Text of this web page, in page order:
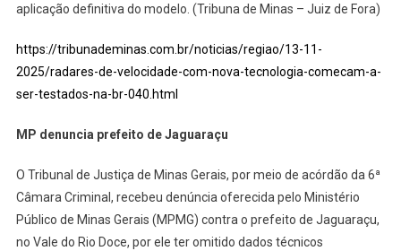
aplicação definitiva do modelo. (Tribuna de Minas – Juiz de Fora)
https://tribunademinas.com.br/noticias/regiao/13-11-
2025/radares-de-velocidade-com-nova-tecnologia-comecam-a-
ser-testados-na-br-040.html
MP denuncia prefeito de Jaguaraçu
O Tribunal de Justiça de Minas Gerais, por meio de acórdão da 6ª
Câmara Criminal, recebeu denúncia oferecida pelo Ministério
Público de Minas Gerais (MPMG) contra o prefeito de Jaguaraçu,
no Vale do Rio Doce, por ele ter omitido dados técnicos